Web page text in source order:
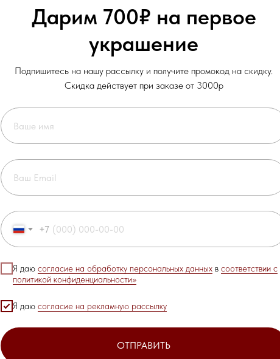
Материал: жемчуг, сталь, латунь,
Все украшения facttwentyone
Коллекция: Особый случай
на украшения сроком при соблюдении
брак. Если в течение гарантийного срока вы обнаружили
обращение и предложим решение.
механического воздействия, неправильного хранения, контакта
рекомендуем соблюдать несколько простых правил ухода:
Дарим 700₽ на первое
украшение
Подпишитесь на нашу рассылку и получите промокод на скидку.
Скидка действует при заказе от 3000р
+7
Я даю согласие на обработку персональных данных в соответствии с
политикой конфиденциальности»
Я даю согласие на рекламную рассылку
ОТПРАВИТЬ